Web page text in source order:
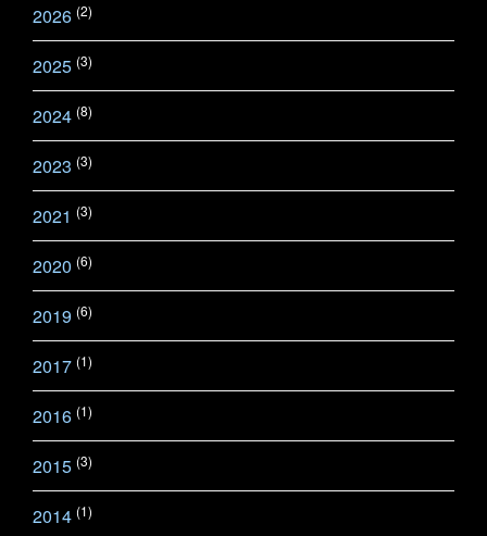
2026 (2)
2025 (3)
2024 (8)
2023 (3)
2021 (3)
2020 (6)
2019 (6)
2017 (1)
2016 (1)
2015 (3)
2014 (1)